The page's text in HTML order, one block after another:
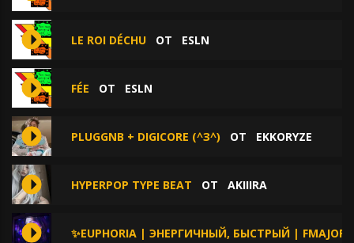
LE ROI DÉCHU ОТ ESLN
FÉE ОТ ESLN
PLUGGNB + DIGICORE (^З^) ОТ EKKORYZE
HYPERPOP TYPE BEAT ОТ AKIIIRA
✨EUPHORIA | ЭНЕРГИЧНЫЙ, БЫСТРЫЙ | FMAJOR